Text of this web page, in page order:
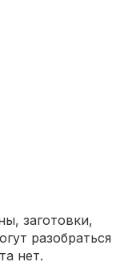
заготовки,
разобраться
нет.